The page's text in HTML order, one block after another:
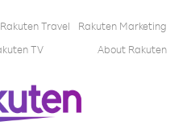
Rakuten Travel
Rakuten Marketing
TV About Rakuten